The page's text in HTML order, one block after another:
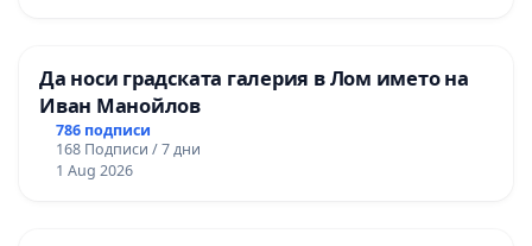
Да носи градската галерия в Лом името на
Иван Манойлов
786 подписи
168 Подписи / 7 дни
1 Aug 2026